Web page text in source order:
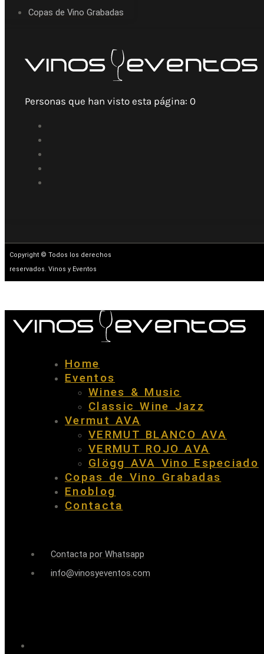
Copas de Vino Grabadas
Personas que han visto esta página: 0
Copyright © Todos los derechos
reservados. Vinos y Eventos
Home
Eventos
Wines & Music
Classic Wine Jazz
Vermut AVA
VERMUT BLANCO AVA
VERMUT ROJO AVA
Glögg AVA Vino Especiado
Copas de Vino Grabadas
Enoblog
Contacta
Contacta por Whatsapp
info@vinosyeventos.com